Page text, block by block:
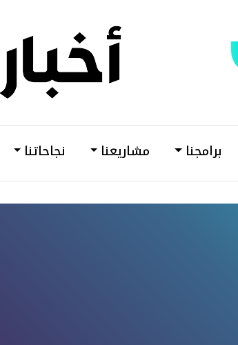
–
وحدة
وتمكين
المرأة
برامجنا مشاريعنا نجاحاتنا